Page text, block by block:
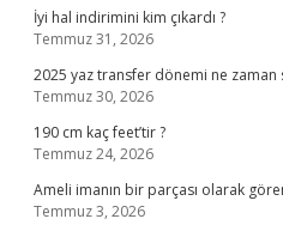
İyi hal indirimini kim çıkardı ?
Temmuz 31, 2026
2025 yaz transfer dönemi ne zaman
Temmuz 30, 2026
190 cm kaç feet’tir ?
Temmuz 24, 2026
Ameli imanın bir parçası olarak
Temmuz 3, 2026